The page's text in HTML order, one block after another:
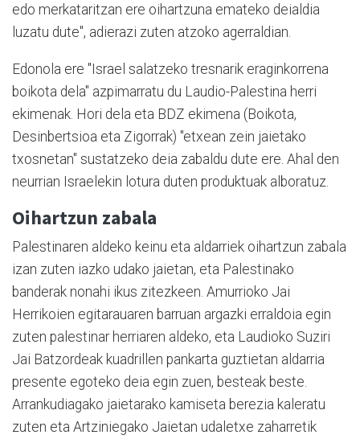
edo merkataritzan ere oihartzuna emateko deialdia
luzatu dute", adierazi zuten atzoko agerraldian.
Edonola ere "Israel salatzeko tresnarik eraginkorrena
boikota dela" azpimarratu du Laudio-Palestina herri
ekimenak. Hori dela eta BDZ ekimena (Boikota,
Desinbertsioa eta Zigorrak) "etxean zein jaietako
txosnetan" sustatzeko deia zabaldu dute ere. Ahal den
neurrian Israelekin lotura duten produktuak alboratuz.
Oihartzun zabala
Palestinaren aldeko keinu eta aldarriek oihartzun zabala
izan zuten iazko udako jaietan, eta Palestinako
banderak nonahi ikus zitezkeen. Amurrioko Jai
Herrikoien egitarauaren barruan argazki erraldoia egin
zuten palestinar herriaren aldeko, eta Laudioko Suziri
Jai Batzordeak kuadrillen pankarta guztietan aldarria
presente egoteko deia egin zuen, besteak beste.
Arrankudiagako jaietarako kamiseta berezia kaleratu
zuten eta Artziniegako Jaietan udaletxe zaharretik